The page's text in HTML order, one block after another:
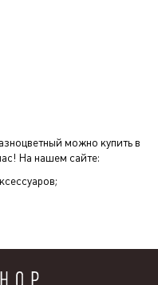
можно купить в
На нашем сайте: